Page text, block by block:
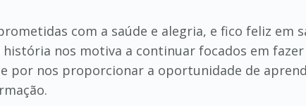
com a saúde e alegria, e fico feliz em
nos motiva a continuar focados em
por nos proporcionar a oportunidade de